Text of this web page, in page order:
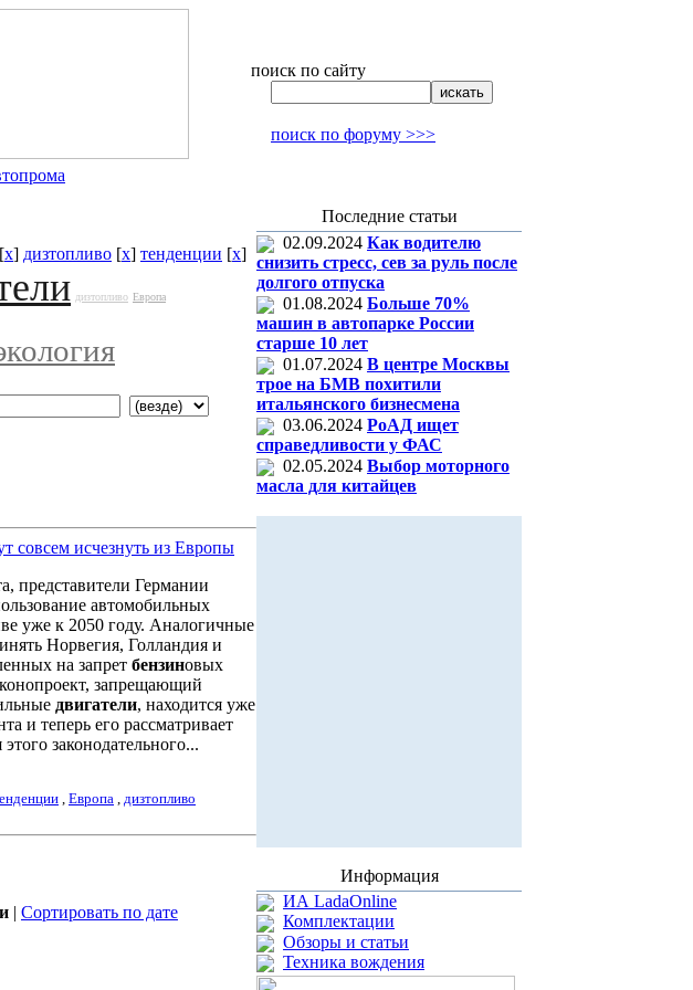
поиск по сайту
поиск по форуму >>>
[x] дизтопливо [x] тенденции [x]
дизтопливо Европа
совсем исчезнуть из Европы
представители Германии
автомобильных
уже к 2050 году. Аналогичные
Норвегия, Голландия и
на запрет бензиновых
запрещающий
двигатели, находится уже
и теперь его рассматривает
законодательного...
, Европа , дизтопливо
| Сортировать по дате
Последние статьи
02.09.2024 Как водителю
снизить стресс, сев за руль после
долгого отпуска
01.08.2024 Больше 70%
машин в автопарке России
старше 10 лет
01.07.2024 В центре Москвы
трое на БМВ похитили
итальянского бизнесмена
03.06.2024 РоАД ищет
справедливости у ФАС
02.05.2024 Выбор моторного
масла для китайцев
Информация
ИА LadaOnline
Комплектации
Обзоры и статьи
Техника вождения